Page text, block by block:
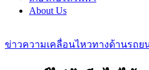
About Us
ข่าวความเคลื่อนไหวทางด้านรถย